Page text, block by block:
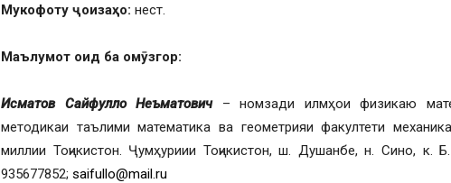
Мукофоту ҷоизаҳо: нест.
Маълумот оид ба омӯзгор:
Исматов Сайфулло Неъматович– номзади илмҳои физикаю
методикаи таълими математика ва геометрияи факултети
миллии Тоҷикистон. Ҷумҳуриии Тоҷикистон, ш. Душанбе, н. Сино, к.
935677852; saifullo@mail.ru